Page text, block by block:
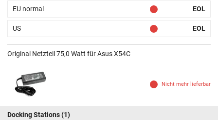
EU normal EOL
US EOL
Original Netzteil 75,0 Watt für Asus X54C
Nicht mehr lieferbar
Docking Stations(1)